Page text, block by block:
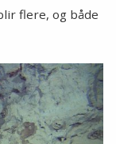
flere, og både